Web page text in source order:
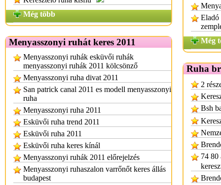
Még több
Menyasszonyi ruhát keres 2011
Menyasszonyi ruhák esküvői ruhák
menyasszonyi ruhák 2011 kölcsönző
Menyasszonyi ruha divat 2011
San patrick canal 2011 es modell menyasszonyi
ruha
Menyasszonyi ruha 2011
Esküvői ruha trend 2011
Esküvői ruha 2011
Esküvői ruha keres kínál
Menyasszonyi ruhák 2011 előrejelzés
Menyasszonyi ruhaszalon varrőnőt keres állás
budapest
Eladó
Még
Ruha
2
Bsh
74 80